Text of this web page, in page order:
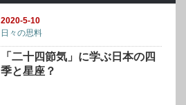
2020-5-10
日々の思料
「二十四節気」に学ぶ日本の四
季と星座？